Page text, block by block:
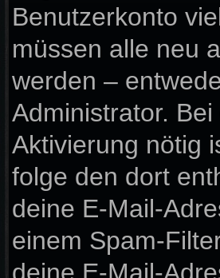
Benutzerkonto
müssen alle neu
werden –
Administrator.
Aktivierung nötig
folge den dort
deine E-Mail-
einem Spam-